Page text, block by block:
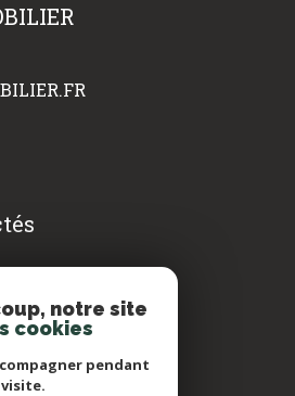
notre site
cookies
pendant